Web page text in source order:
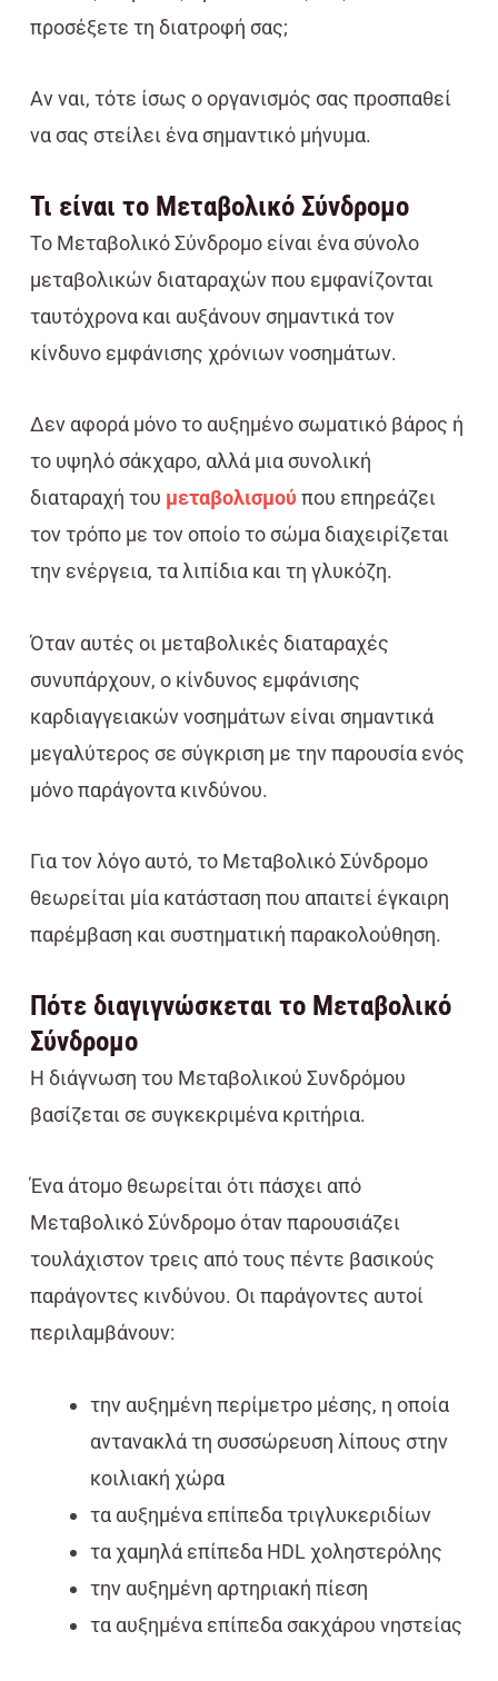
προσέξετε τη διατροφή σας;
Αν ναι, τότε ίσως ο οργανισμός σας προσπαθεί
να σας στείλει ένα σημαντικό μήνυμα.
Τι είναι το Μεταβολικό Σύνδρομο
Το Μεταβολικό Σύνδρομο είναι ένα σύνολο
μεταβολικών διαταραχών που εμφανίζονται
ταυτόχρονα και αυξάνουν σημαντικά τον
κίνδυνο εμφάνισης χρόνιων νοσημάτων.
Δεν αφορά μόνο το αυξημένο σωματικό βάρος ή
το υψηλό σάκχαρο, αλλά μια συνολική
διαταραχή του μεταβολισμού που επηρεάζει
τον τρόπο με τον οποίο το σώμα διαχειρίζεται
την ενέργεια, τα λιπίδια και τη γλυκόζη.
Όταν αυτές οι μεταβολικές διαταραχές
συνυπάρχουν, ο κίνδυνος εμφάνισης
καρδιαγγειακών νοσημάτων είναι σημαντικά
μεγαλύτερος σε σύγκριση με την παρουσία ενός
μόνο παράγοντα κινδύνου.
Για τον λόγο αυτό, το Μεταβολικό Σύνδρομο
θεωρείται μία κατάσταση που απαιτεί έγκαιρη
παρέμβαση και συστηματική παρακολούθηση.
Πότε διαγιγνώσκεται το Μεταβολικό
Σύνδρομο
Η διάγνωση του Μεταβολικού Συνδρόμου
βασίζεται σε συγκεκριμένα κριτήρια.
Ένα άτομο θεωρείται ότι πάσχει από
Μεταβολικό Σύνδρομο όταν παρουσιάζει
τουλάχιστον τρεις από τους πέντε βασικούς
παράγοντες κινδύνου. Οι παράγοντες αυτοί
περιλαμβάνουν:
την αυξημένη περίμετρο μέσης, η οποία
αντανακλά τη συσσώρευση λίπους στην
κοιλιακή χώρα
τα αυξημένα επίπεδα τριγλυκεριδίων
τα χαμηλά επίπεδα HDL χοληστερόλης
την αυξημένη αρτηριακή πίεση
τα αυξημένα επίπεδα σακχάρου νηστείας